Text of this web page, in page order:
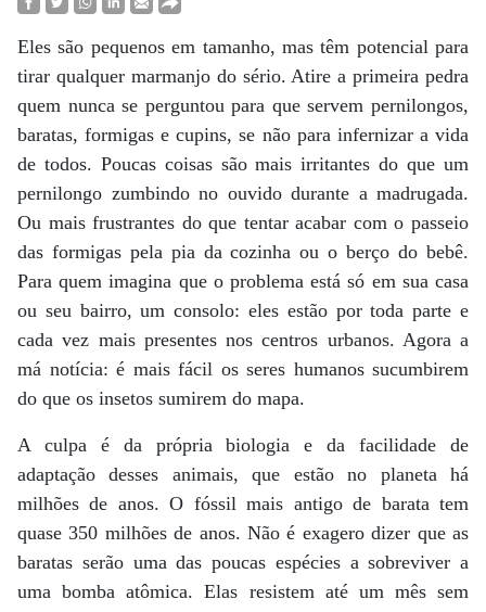
Eles são pequenos em tamanho, mas têm potencial para
tirar qualquer marmanjo do sério. Atire a primeira pedra
quem nunca se perguntou para que servem pernilongos,
baratas, formigas e cupins, se não para infernizar a vida
de todos. Poucas coisas são mais irritantes do que um
pernilongo zumbindo no ouvido durante a madrugada.
Ou mais frustrantes do que tentar acabar com o passeio
das formigas pela pia da cozinha ou o berço do bebê.
Para quem imagina que o problema está só em sua casa
ou seu bairro, um consolo: eles estão por toda parte e
cada vez mais presentes nos centros urbanos. Agora a
má notícia: é mais fácil os seres humanos sucumbirem
do que os insetos sumirem do mapa.
A culpa é da própria biologia e da facilidade de
adaptação desses animais, que estão no planeta há
milhões de anos. O fóssil mais antigo de barata tem
quase 350 milhões de anos. Não é exagero dizer que as
baratas serão uma das poucas espécies a sobreviver a
uma bomba atômica. Elas resistem até um mês sem